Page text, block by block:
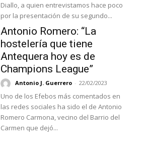
Diallo, a quien entrevistamos hace poco
por la presentación de su segundo...
Antonio Romero: “La
hostelería que tiene
Antequera hoy es de
Champions League”
Antonio J. Guerrero - 22/02/2023
Uno de los Efebos más comentados en
las redes sociales ha sido el de Antonio
Romero Carmona, vecino del Barrio del
Carmen que dejó...